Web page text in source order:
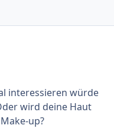
interessieren würde
wird deine Haut
up?